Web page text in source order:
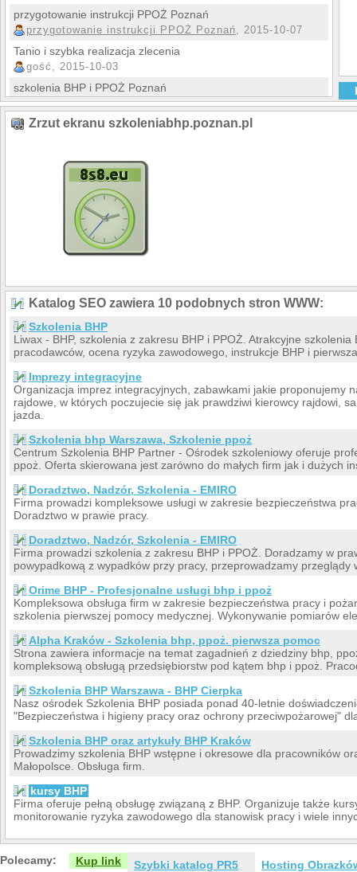
przygotowanie instrukcji PPOŻ Poznań
przygotowanie instrukcji PPOŻ Poznań, 2015-10-07
Tanio i szybka realizacja zlecenia
gość, 2015-10-03
szkolenia BHP i PPOŻ Poznań
szkolenia BHP Poznań, 2015-09-28
Zrzut ekranu szkoleniabhp.poznan.pl
Katalog SEO zawiera 10 podobnych stron WWW:
Szkolenia BHP
Liwax - BHP, szkolenia z zakresu BHP i PPOŻ. Atrakcyjne
pracodawców, ocena ryzyka zawodowego, instrukcje BHP i
Imprezy integracyjne
Organizacja imprez integracyjnych, zabawkami jakie proponujemy
rajdowe, w których poczujecie się jak prawdziwi kierowcy rajdowi,
jazda.
Szkolenia bhp Warszawa, Szkolenie ppoż
Centrum Szkolenia BHP Partner - Ośrodek szkoleniowy oferuje
ppoż. Oferta skierowana jest zarówno do małych firm jak i dużych
Doradztwo, Nadzór, Szkolenia - EMIRO
Firma prowadzi kompleksowe usługi w zakresie bezpieczeństwa
Doradztwo w prawie pracy.
Doradztwo, Nadzór, Szkolenia - EMIRO
Firma prowadzi szkolenia z zakresu BHP i PPOŻ. Doradzamy w
powypadkową z wypadków przy pracy, przeprowadzamy przeglądy
Orime BHP - Profesjonalne usługi bhp i ppoż
Kompleksowa obsługa firm w zakresie bezpieczeństwa pracy i
szkolenia pierwszej pomocy medycznej. Wykonywanie pomiarów
Alpha Kraków - Szkolenia bhp, ppoż. pierwsza pomoc
Strona zawiera informacje na temat zagadnień z dziedziny bhp,
kompleksową obsługą przedsiębiorstw pod kątem bhp i ppoż.
Szkolenia BHP Warszawa - BHP Cierpka
Nasz ośrodek Szkolenia BHP posiada ponad 40-letnie
"Bezpieczeństwa i higieny pracy oraz ochrony przeciwpożarowej"
Szkolenia BHP oraz artykuły BHP Kraków
Prowadzimy szkolenia BHP wstępne i okresowe dla pracowników
Małopolsce. Obsługa firm.
kursy BHP
Firma oferuje pełną obsługę związaną z BHP. Organizuje także
monitorowanie ryzyka zawodowego dla stanowisk pracy i wiele
Polecamy: Kup link
Szybki katalog PR5
Hosting